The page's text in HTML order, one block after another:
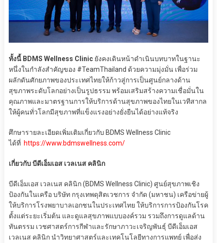
ทั้งนี้ BDMS Wellness Clinicยังคงเดินหน้าดำเนินบทบาทในฐานะ
หนึ่งในกำลังสำคัญของ #TeamThailand ด้วยความมุ่งมั่น เพื่อร่วม
ผลักดันศักยภาพของประเทศไทยให้ก้าวสู่การเป็นศูนย์กลางด้าน
สุขภาพระดับโลกอย่างเป็นรูปธรรม พร้อมเสริมสร้างความเชื่อมั่นใน
คุณภาพและมาตรฐานการให้บริการด้านสุขภาพของไทยในเวทีสากล
ให้ผู้คนทั่วโลกมีสุขภาพที่แข็งแรงอย่างยั่งยืนได้อย่างแท้จริง
ศึกษารายละเอียดเพิ่มเติมเกี่ยวกับ BDMS Wellness Clinic
ได้ที่ https://www.bdmswellness.com/
เกี่ยวกับ บีดีเอ็มเอส เวลเนส คลินิก
บีดีเอ็มเอส เวลเนส คลินิก (BDMS Wellness Clinic) ศูนย์สุขภาพเชิง
ป้องกันในเครือ บริษัท กรุงเทพดุสิตเวชการ จำกัด (มหาชน) เครือข่ายผู้
ให้บริการโรงพยาบาลเอกชนในประเทศไทย ให้บริการการป้องกันโรค
ตั้งแต่ระยะเริ่มต้น และดูแลสุขภาพแบบองค์รวม รวมถึงการดูแลด้าน
ทันตรรม เวชศาสตร์การกีฬาและรักษาภาวะเจริญพันธุ์ บีดีเอ็มเอส
เวลเนส คลินิก นำวิทยาศาสตร์และเทคโนโลยีทางการแพทย์ เพื่อส่ง